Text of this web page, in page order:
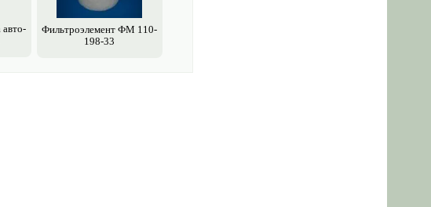
авто­
Фильтроэлемент ФМ 110-
198-33